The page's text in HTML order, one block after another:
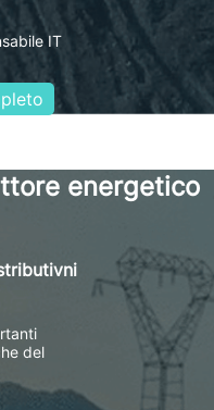
IT
energetico
del